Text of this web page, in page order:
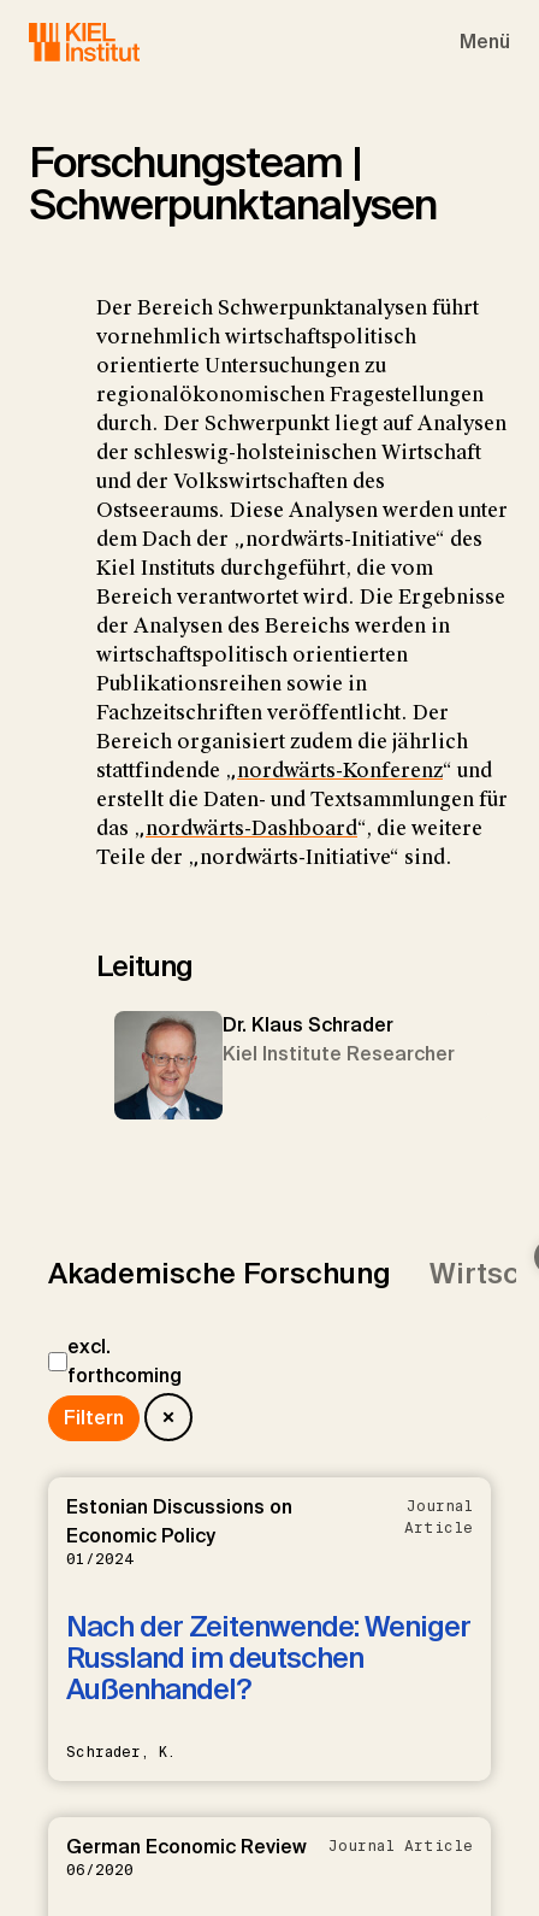
Menü
Forschungsteam |
Schwerpunktanalysen
Der Bereich Schwerpunktanalysen führt
vornehmlich wirtschaftspolitisch
orientierte Untersuchungen zu
regionalökonomischen Fragestellungen
durch. Der Schwerpunkt liegt auf Analysen
der schleswig-holsteinischen Wirtschaft
und der Volkswirtschaften des
Ostseeraums. Diese Analysen werden unter
dem Dach der „nordwärts-Initiative“ des
Kiel Instituts durchgeführt, die vom
Bereich verantwortet wird. Die Ergebnisse
der Analysen des Bereichs werden in
wirtschaftspolitisch orientierten
Publikationsreihen sowie in
Fachzeitschriften veröffentlicht. Der
Bereich organisiert zudem die jährlich
stattfindende „nordwärts-Konferenz“ und
erstellt die Daten- und Textsammlungen für
das „nordwärts-Dashboard“, die weitere
Teile der „nordwärts-Initiative“ sind.
Leitung
Dr. Klaus Schrader
Kiel Institute Researcher
Akademische Forschung
excl.
forthcoming
Estonian Discussions on
Economic Policy
01/2024
Journal
Article
Nach der Zeitenwende: Weniger
Russland im deutschen
Außenhandel?
Schrader, K.
German Economic Review
06/2020
Journal Article